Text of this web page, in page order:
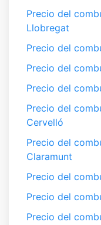
Precio del
Llobregat
Precio del
Precio del
Precio del
Precio del
Cervelló
Precio del
Claramunt
Precio del
Precio del
Precio del